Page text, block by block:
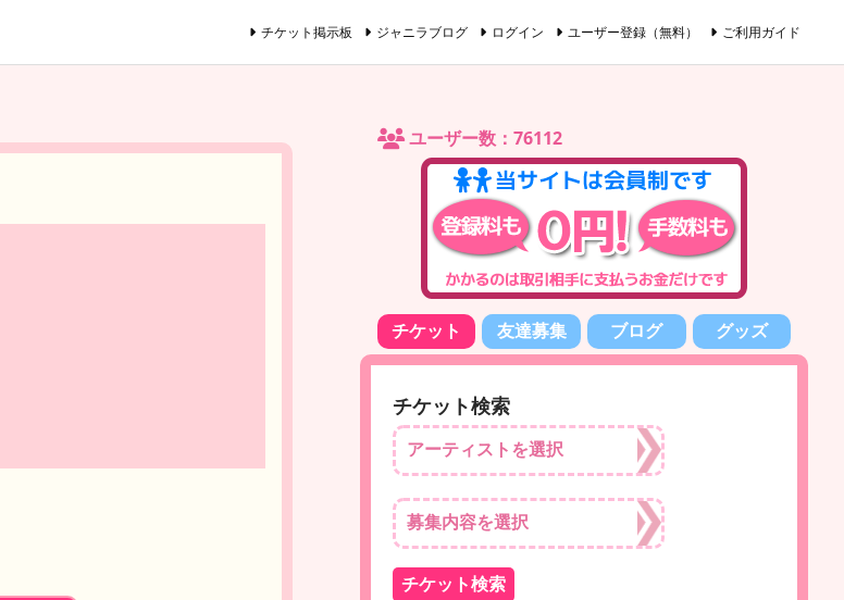
チケット掲示板 ジャニラブログ ログイン ユーザー登録（無料） ご利用ガイド
ユーザー数：76112
チケット 友達募集 ブログ グッズ
チケット検索